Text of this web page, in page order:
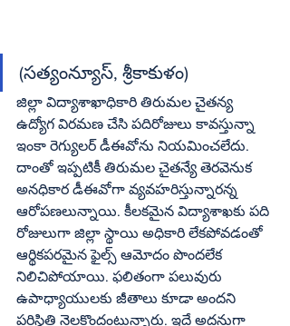
(సత్యంన్యూస్‌, శ్రీకాకుళం)
జిల్లా విద్యాశాఖాధికారి తిరుమల చైతన్య
ఉద్యోగ విరమణ చేసి పదిరోజులు కావస్తున్నా
ఇంకా రెగ్యులర్‌ డీఈవోను నియమించలేదు.
దాంతో ఇప్పటికీ తిరుమల చైతన్యే తెరవెనుక
అనధికార డీఈవోగా వ్యవహరిస్తున్నారన్న
ఆరోపణలున్నాయి. కీలకమైన విద్యాశాఖకు పది
రోజులుగా జిల్లా స్థాయి అధికారి లేకపోవడంతో
ఆర్థికపరమైన ఫైల్స్‌ ఆమోదం పొందలేక
నిలిచిపోయాయి. ఫలితంగా పలువురు
ఉపాధ్యాయులకు జీతాలు కూడా అందని
పరిస్థితి నెలకొందంటున్నారు. ఇదే అదనుగా